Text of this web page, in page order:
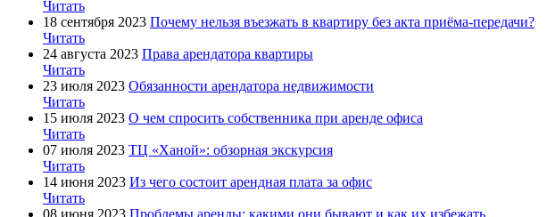
Читать
18 сентября 2023 Почему нельзя въезжать в квартиру без акта приёма-передачи?
Читать
24 августа 2023 Права арендатора квартиры
Читать
23 июля 2023 Обязанности арендатора недвижимости
Читать
15 июля 2023 О чем спросить собственника при аренде офиса
Читать
07 июля 2023 ТЦ «Ханой»: обзорная экскурсия
Читать
14 июня 2023 Из чего состоит арендная плата за офис
Читать
08 июня 2023 Проблемы аренды: какими они бывают и как их избежать